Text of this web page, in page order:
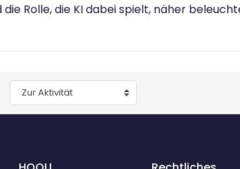
die Rolle, die KI dabei spielt, näher
Zur Aktivität